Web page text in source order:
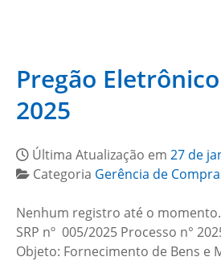
Pregão Eletrônico
2025
Última Atualização em 27 de
Categoria Gerência de
Nenhum registro até o
SRP nº 005/2025 Processo n°
Objeto: Fornecimento de Bens e